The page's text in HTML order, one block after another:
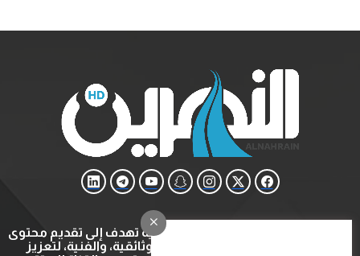
قناة النهرين هي قناة ثقافية وتعليمية تهدف إلى تقديم محتوى
متنوع يشمل البرامج التعليمية، الوثائقية، والفنية، لتعزيز